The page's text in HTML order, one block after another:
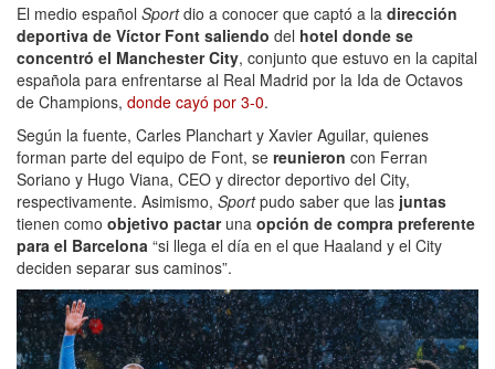
El medio español Sportdio a conocer que captó a la dirección
deportiva de Víctor Font saliendo del hotel donde se
concentró el Manchester City, conjunto que estuvo en la capital
española para enfrentarse al Real Madrid por la Ida de Octavos
de Champions, donde cayó por 3-0.
Según la fuente, Carles Planchart y Xavier Aguilar, quienes
forman parte del equipo de Font, se reunieron con Ferran
Soriano y Hugo Viana, CEO y director deportivo del City,
respectivamente. Asimismo, Sportpudo saber que las juntas
tienen como objetivo pactar una opción de compra preferente
para el Barcelona “si llega el día en el que Haaland y el City
deciden separar sus caminos”.